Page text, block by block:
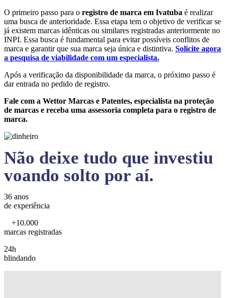
O primeiro passo para o registro de marca em Ivatuba é realizar
uma busca de anterioridade. Essa etapa tem o objetivo de verificar se
já existem marcas idênticas ou similares registradas anteriormente no
INPI. Essa busca é fundamental para evitar possíveis conflitos de
marca e garantir que sua marca seja única e distintiva. Solicite agora
a pesquisa de viabilidade com um especialista.
Após a verificação da disponibilidade da marca, o próximo passo é
dar entrada no pedido de registro.
Fale com a Wettor Marcas e Patentes, especialista na proteção
de marcas e receba uma assessoria completa para o registro de
marca.
Não deixe tudo que investiu
voando solto por aí.
36 anos
de experiência
+10.000
marcas registradas
24h
blindando